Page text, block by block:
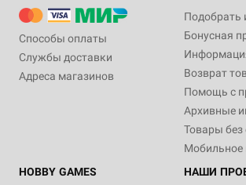
Способы оплаты
Службы доставки
Адреса магазинов
Подобрать
Бонусная
Возврат
Помощь с
Архивные
Товары без
Мобильное
HOBBY GAMES
НАШИ